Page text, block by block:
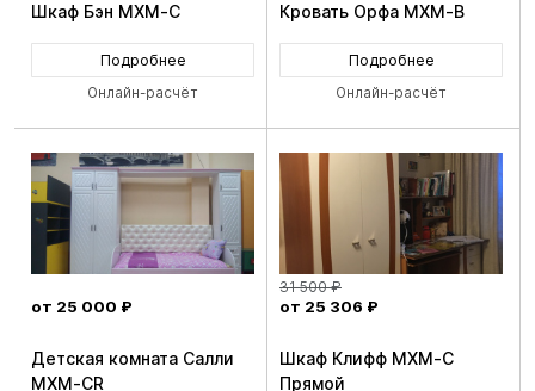
Шкаф Бэн MXM-C
Подробнее
Онлайн-расчёт
Кровать Орфа MXM-B
Подробнее
Онлайн-расчёт
от 25 000 ₽
Детская комната Салли
MXM-CR
31 500 ₽
от 25 306 ₽
Шкаф Клифф MXM-C
Прямой